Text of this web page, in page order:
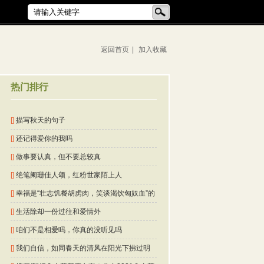
返回首页 加入收藏
热门排行
[] 描写秋天的句子
[] 还记得爱你的我吗
[] 做事要认真，但不要总较真
[] 绝笔阑珊佳人颂，红粉世家陌上人
[] 幸福是“壮志饥餐胡虏肉，笑谈渴饮匈奴血”的
豪壮
[] 生活除却一份过往和爱情外
[] 咱们不是相爱吗，你真的没听见吗
[] 我们自信，如同春天的清风在阳光下拂过明